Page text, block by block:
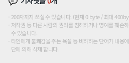
200자까지 쓰실 수 있습니다. (현재 0 byte / 최대
저작권 등 다른 사람의 권리를 침해하거나 명예를 훼손
수 있습니다.
타인에게 불쾌감을 주는 욕설 등 비하하는 단어가 내용
단에 의해 삭제 합니다.